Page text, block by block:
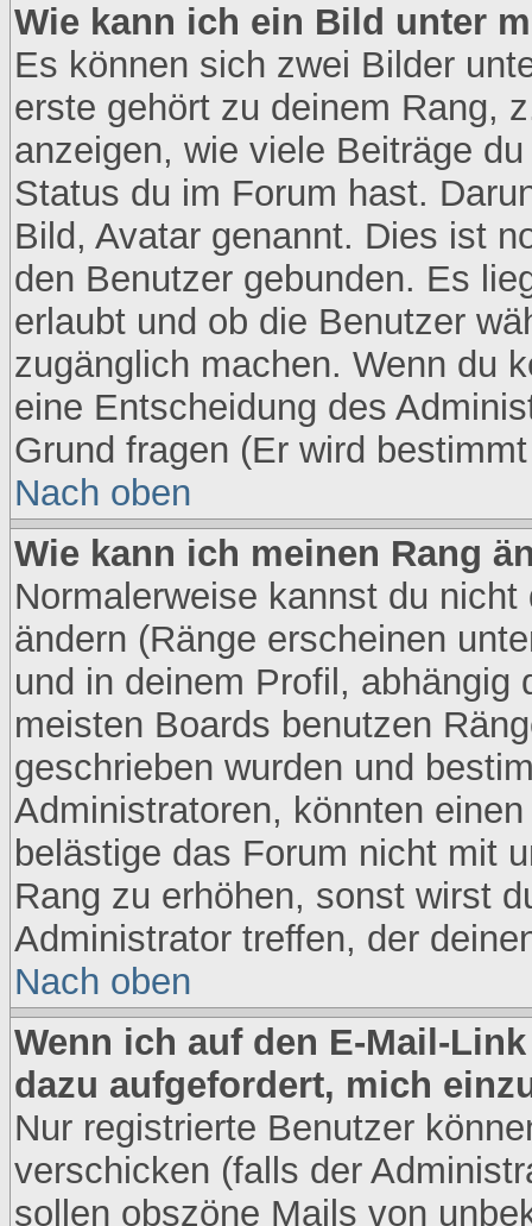
Wie kann ich ein Bild unter
Es können sich zwei Bilder
erste gehört zu deinem Rang,
anzeigen, wie viele Beiträge
Status du im Forum hast.
Bild, Avatar genannt. Dies ist
den Benutzer gebunden. Es
erlaubt und ob die Benutzer
zugänglich machen. Wenn du
eine Entscheidung des
Grund fragen (Er wird
Nach oben
Wie kann ich meinen Rang
Normalerweise kannst du
ändern (Ränge erscheinen
und in deinem Profil,
meisten Boards benutzen
geschrieben wurden und
Administratoren, könnten
belästige das Forum nicht mit
Rang zu erhöhen, sonst wirst
Administrator treffen, der
Nach oben
Wenn ich auf den E-Mail-
dazu aufgefordert, mich
Nur registrierte Benutzer
verschicken (falls der
sollen obszöne Mails von